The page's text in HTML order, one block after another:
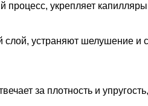
процесс, укрепляет
устраняют шелушение и
за плотность и